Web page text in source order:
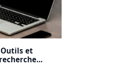
Outils et